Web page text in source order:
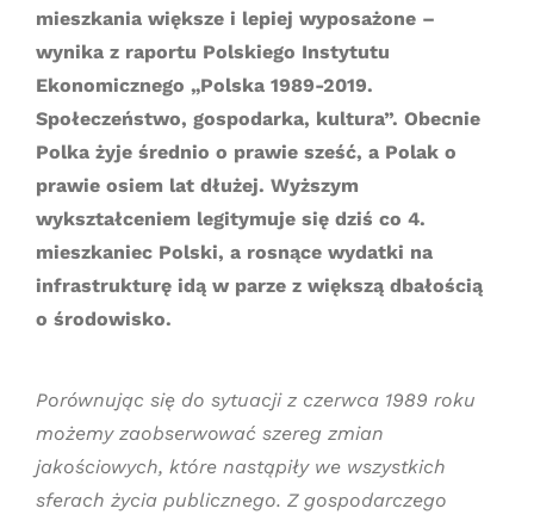
mieszkania większe i lepiej wyposażone –
wynika z raportu Polskiego Instytutu
Ekonomicznego „Polska 1989-2019.
Społeczeństwo, gospodarka, kultura”. Obecnie
Polka żyje średnio o prawie sześć, a Polak o
prawie osiem lat dłużej. Wyższym
wykształceniem legitymuje się dziś co 4.
mieszkaniec Polski, a rosnące wydatki na
infrastrukturę idą w parze z większą dbałością
o środowisko.
Porównując się do sytuacji z czerwca 1989 roku
możemy zaobserwować szereg zmian
jakościowych, które nastąpiły we wszystkich
sferach życia publicznego. Z gospodarczego